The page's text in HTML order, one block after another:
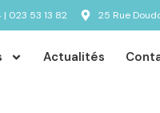
023 53 13 82 25 Rue
Actualités